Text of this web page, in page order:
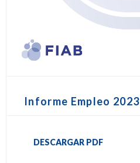
Informe Empleo 2023
DESCARGAR PDF